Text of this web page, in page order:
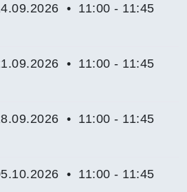
• 11:00 - 11:45
• 11:00 - 11:45
• 11:00 - 11:45
• 11:00 - 11:45